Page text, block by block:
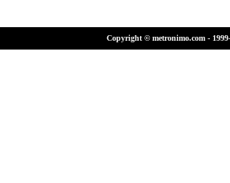
Copyright © metronimo.com -